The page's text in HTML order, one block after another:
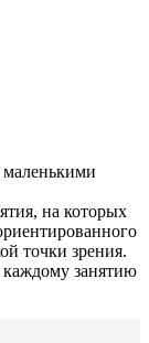
на которых
точки зрения.
каждому занятию